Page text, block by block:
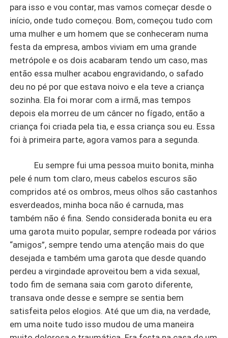
para isso e vou contar, mas vamos começar desde o
início, onde tudo começou. Bom, começou tudo com
uma mulher e um homem que se conheceram numa
festa da empresa, ambos viviam em uma grande
metrópole e os dois acabaram tendo um caso, mas
então essa mulher acabou engravidando, o safado
deu no pé por que estava noivo e ela teve a criança
sozinha. Ela foi morar com a irmã, mas tempos
depois ela morreu de um câncer no fígado, então a
criança foi criada pela tia, e essa criança sou eu. Essa
foi à primeira parte, agora vamos para a segunda.
Eu sempre fui uma pessoa muito bonita, minha
pele é num tom claro, meus cabelos escuros são
compridos até os ombros, meus olhos são castanhos
esverdeados, minha boca não é carnuda, mas
também não é fina. Sendo considerada bonita eu era
uma garota muito popular, sempre rodeada por vários
“amigos”, sempre tendo uma atenção mais do que
desejada e também uma garota que desde quando
perdeu a virgindade aproveitou bem a vida sexual,
todo fim de semana saia com garoto diferente,
transava onde desse e sempre se sentia bem
satisfeita pelos elogios. Até que um dia, na verdade,
em uma noite tudo isso mudou de uma maneira